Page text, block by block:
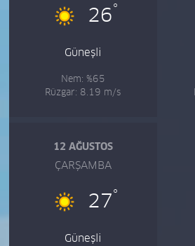
26°
Güneşli
Nem: %65
Rüzgar: 8.19 m/s
12 AĞUSTOS
ÇARŞAMBA
27°
Güneşli